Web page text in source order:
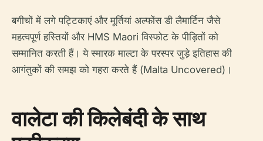
बगीचों में लगे पट्टिकाएं और मूर्तियां अल्फोंस डी लैमार्टिन जैसे
महत्वपूर्ण हस्तियों और HMS Maori विस्फोट के पीड़ितों को
सम्मानित करती हैं। ये स्मारक माल्टा के परस्पर जुड़े इतिहास की
आगंतुकों की समझ को गहरा करते हैं (Malta Uncovered)।
वालेटा की किलेबंदी के साथ